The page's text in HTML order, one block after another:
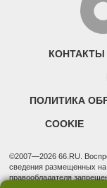
КОНТАКТЫ
ПОЛИТИКА
COOKIE
©2007—2026 66.RU.
сведения размещенных на
правообладателя